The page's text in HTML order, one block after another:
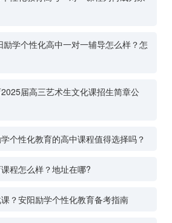
学个性化高中一对一辅导怎么样？怎
届高三艺术生文化课招生简章公
个性化教育的高中课程值得选择吗？
程怎么样？地址在哪?
？安阳励学个性化教育备考指南